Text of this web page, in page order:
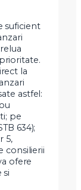
suficient
la
astfel:
pe
634);
5,
consilierii
ofere
si